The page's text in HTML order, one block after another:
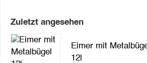
Zuletzt angesehen
Eimer mit
12l